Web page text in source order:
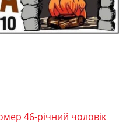
46-річний чоловік